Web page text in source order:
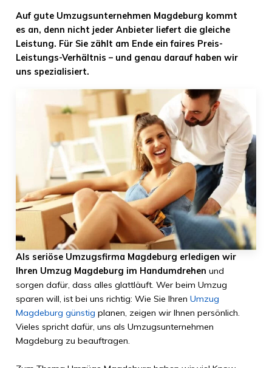
Auf gute Umzugsunternehmen Magdeburg kommt
es an, denn nicht jeder Anbieter liefert die gleiche
Leistung. Für Sie zählt am Ende ein faires Preis-
Leistungs-Verhältnis – und genau darauf haben wir
uns spezialisiert.
Als seriöse Umzugsfirma Magdeburg erledigen wir
Ihren Umzug Magdeburg im Handumdrehen und
sorgen dafür, dass alles glattläuft. Wer beim Umzug
sparen will, ist bei uns richtig: Wie Sie Ihren Umzug
Magdeburg günstig planen, zeigen wir Ihnen persönlich.
Vieles spricht dafür, uns als Umzugsunternehmen
Magdeburg zu beauftragen.